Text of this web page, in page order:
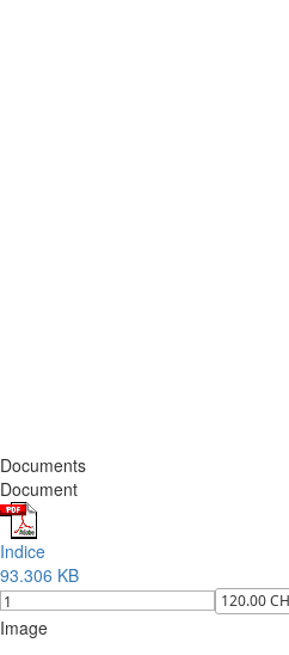
Documents
Document
Indice
93.306 KB
Image